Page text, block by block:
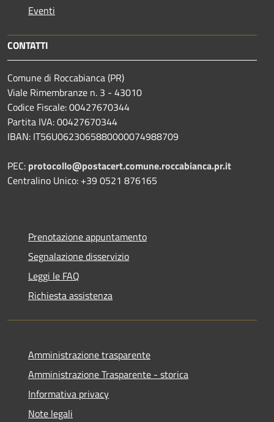
Eventi
CONTATTI
Comune di Roccabianca (PR)
Viale Rimembranze n. 3 - 43010
Codice Fiscale: 00427670344
Partita IVA: 00427670344
IBAN: IT56U0623065880000074988709
PEC: protocollo@postacert.comune.roccabianca.pr.it
Centralino Unico: +39 0521 876165
Prenotazione appuntamento
Segnalazione disservizio
Leggi le FAQ
Richiesta assistenza
Amministrazione trasparente
Amministrazione Trasparente - storica
Informativa privacy
Note legali